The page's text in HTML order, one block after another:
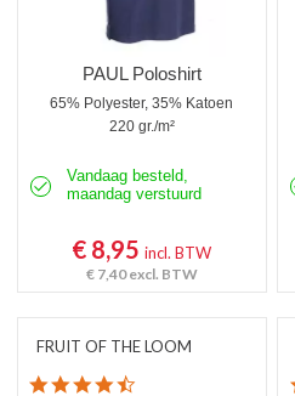
PAUL Poloshirt
65% Polyester, 35% Katoen
220 gr./m²
Vandaag besteld,
maandag verstuurd
€ 8,95incl. BTW
€ 7,40excl. BTW
FRUIT OF THE LOOM